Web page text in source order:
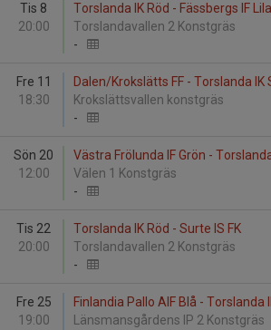
Tis 8
20:00
Torslanda IK Röd - Fässbergs IF Lila
Torslandavallen 2 Konstgräs
-
Fre 11
18:30
Dalen/Krokslätts FF - Torslanda IK
Krokslättsvallen konstgräs
-
Sön 20
12:00
Västra Frölunda IF Grön -
Välen 1 Konstgräs
-
Tis 22
20:00
Torslanda IK Röd - Surte IS FK
Torslandavallen 2 Konstgräs
-
Fre 25
19:00
Finlandia Pallo AIF Blå - Torslanda
Länsmansgårdens IP 2 Konstgräs